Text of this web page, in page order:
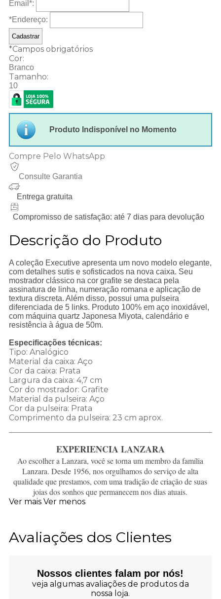
Email *:
*Endereço:
*Campos obrigatórios
Cor:
Branco
Tamanho:
10
Produto Indisponível no Momento
Compre Pelo WhatsApp
Consulte Garantia
Entrega gratuita
Compromisso de satisfação: até 7 dias para devolução
Descrição do Produto
A coleção Executive apresenta um novo modelo elegante,
com detalhes sutis e sofisticados na nova caixa. Seu
mostrador clássico na cor grafite se destaca pela
assinatura de linha, numeração romana e aplicação de
textura discreta. Além disso, possui uma pulseira
diferenciada de 5 links. Produto 100% em aço inoxidável,
com máquina quartz Japonesa Miyota, calendário e
resistência à água de 50m.
Especificações técnicas:
Tipo: Analógico
Material da caixa: Aço
Cor da caixa: Prata
Largura da caixa: 4,7 cm
Cor do mostrador: Grafite
Material da pulseira: Aço
Cor da pulseira: Prata
Comprimento da pulseira: 23 cm aprox.
EXPERIENCIA LANZARA
Ao escolher a Lanzara, você se torna um membro da família
Lanzara. Desde 1956, nos orgulhamos do serviço de alta
qualidade que prestamos, com uma tradição de criação de suas
joias dos sonhos que permanecem nos dias atuais.
Ver mais Ver menos
Avaliações dos Clientes
Nossos clientes falam por nós!
veja algumas avaliações de produtos da
nossa loja.